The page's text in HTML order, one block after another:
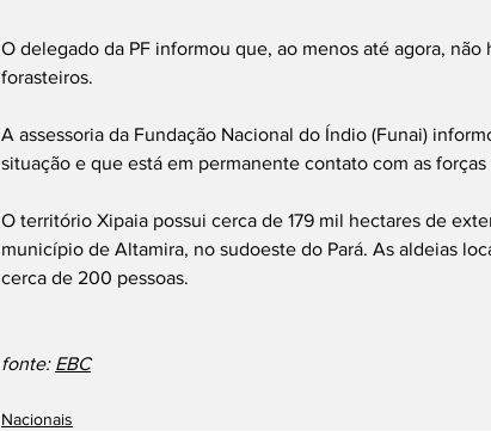
O delegado da PF informou que, ao menos até agora,
forasteiros.
A assessoria da Fundação Nacional do Índio (Funai)
situação e que está em permanente contato com as forças
O território Xipaia possui cerca de 179 mil hectares de
município de Altamira, no sudoeste do Pará. As aldeias
cerca de 200 pessoas.
fonte: EBC
Nacionais